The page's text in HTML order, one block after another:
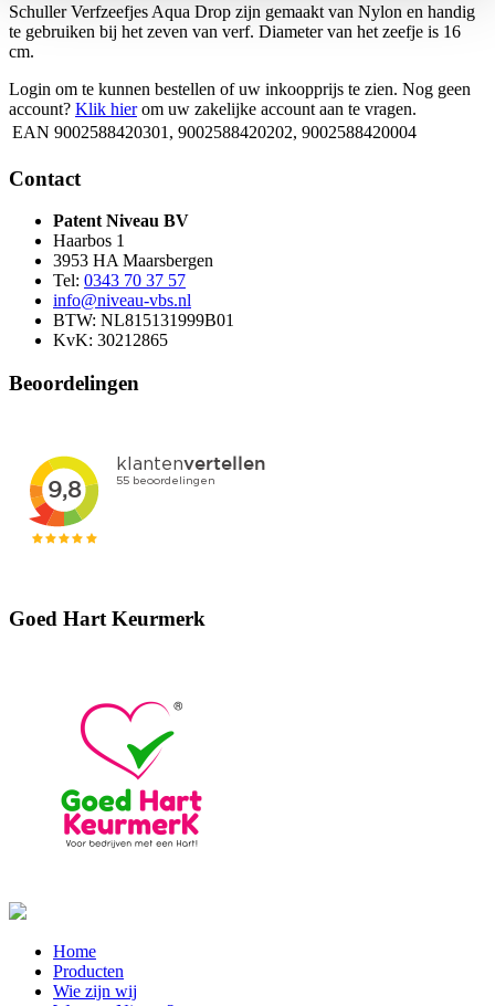
Schuller Verfzeefjes Aqua Drop zijn gemaakt van Nylon en handig
te gebruiken bij het zeven van verf. Diameter van het zeefje is 16
cm.
Login om te kunnen bestellen of uw inkoopprijs te zien. Nog geen
account? Klik hierom uw zakelijke account aan te vragen.
EAN 9002588420301, 9002588420202, 9002588420004
Contact
Patent Niveau BV
Haarbos 1
3953 HA Maarsbergen
Tel: 0343 70 37 57
info@niveau-vbs.nl
BTW: NL815131999B01
KvK: 30212865
Beoordelingen
Goed Hart Keurmerk
Home
Producten
Wie zijn wij